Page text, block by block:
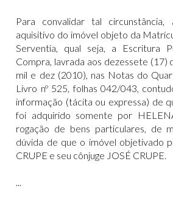
Para convalidar tal circunstância,
aquisitivo do imóvel objeto da
Serventia, qual seja, a Escritura
Compra, lavrada aos dezessete (17)
mil e dez (2010), nas Notas do
Livro nº 525, folhas 042/043,
informação (tácita ou expressa) de
foi adquirido somente por
rogação de bens particulares, de
dúvida de que o imóvel objetivado
CRUPE e seu cônjuge JOSÉ CRUPE.
...